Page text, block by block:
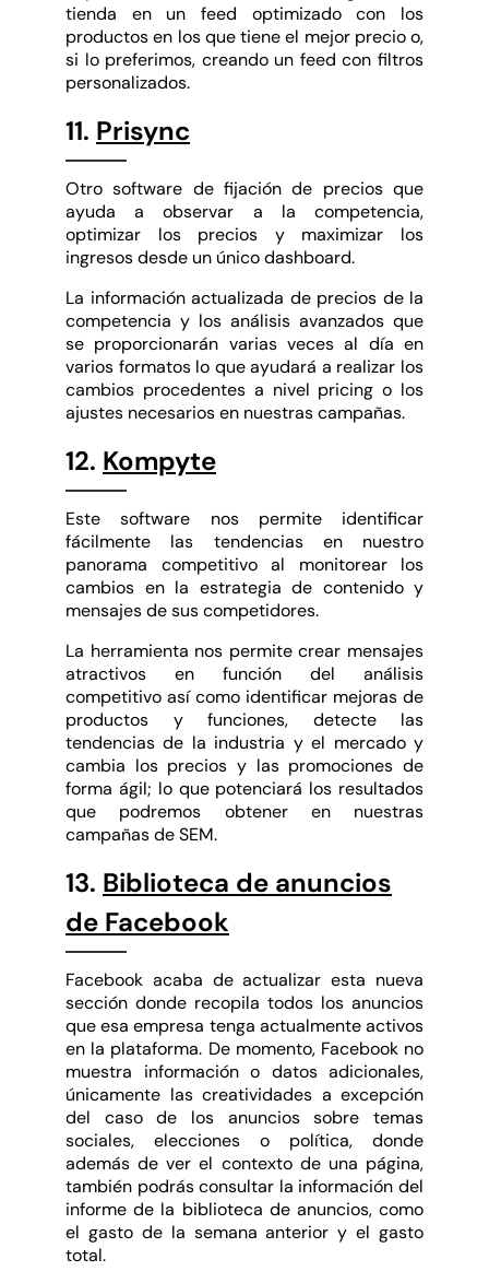
tienda en un feed optimizado con los
productos en los que tiene el mejor precio o,
si lo preferimos, creando un feed con filtros
personalizados.
11. Prisync
Otro software de fijación de precios que
ayuda a observar a la competencia,
optimizar los precios y maximizar los
ingresos desde un único dashboard.
La información actualizada de precios de la
competencia y los análisis avanzados que
se proporcionarán varias veces al día en
varios formatos lo que ayudará a realizar los
cambios procedentes a nivel pricing o los
ajustes necesarios en nuestras campañas.
12. Kompyte
Este software nos permite identificar
fácilmente las tendencias en nuestro
panorama competitivo al monitorear los
cambios en la estrategia de contenido y
mensajes de sus competidores.
La herramienta nos permite crear mensajes
atractivos en función del análisis
competitivo así como identificar mejoras de
productos y funciones, detecte las
tendencias de la industria y el mercado y
cambia los precios y las promociones de
forma ágil; lo que potenciará los resultados
que podremos obtener en nuestras
campañas de SEM.
13. Biblioteca de anuncios
de Facebook
Facebook acaba de actualizar esta nueva
sección donde recopila todos los anuncios
que esa empresa tenga actualmente activos
en la plataforma. De momento, Facebook no
muestra información o datos adicionales,
únicamente las creatividades a excepción
del caso de los anuncios sobre temas
sociales, elecciones o política, donde
además de ver el contexto de una página,
también podrás consultar la información del
informe de la biblioteca de anuncios, como
el gasto de la semana anterior y el gasto
total.